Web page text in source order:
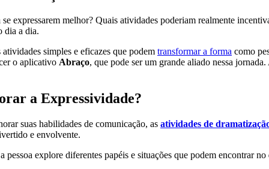
se expressarem melhor? Quais atividades poderiam realmente
dia a dia.
simples e eficazes que podem transformar a forma como
o aplicativo Abraço, que pode ser um grande aliado nessa
a Expressividade?
suas habilidades de comunicação, as atividades de
e envolvente.
pessoa explore diferentes papéis e situações que podem encontrar